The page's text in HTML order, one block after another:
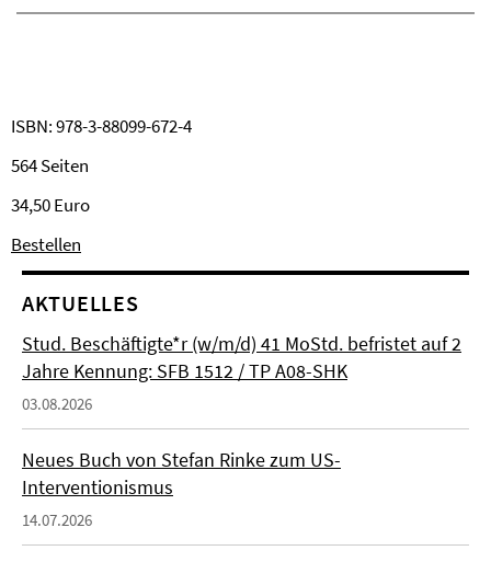
ISBN: 978-3-88099-672-4
564 Seiten
34,50 Euro
Bestellen
AKTUELLES
Stud. Beschäftigte*r (w/m/d) 41 MoStd. befristet auf 2
Jahre Kennung: SFB 1512 / TP A08-SHK
03.08.2026
Neues Buch von Stefan Rinke zum US-
Interventionismus
14.07.2026